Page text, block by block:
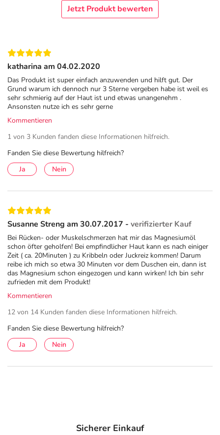
Adresse des Anbieters/Herstellers
73666 Baltmannsweiler
Angaben gem. EU-Produktsicherheitsverordnung (GPSR)
anzeigen
DasPDF des Beipackzettelskönnen Sie sich oben
herunterladen.
Jetzt Produkt bewerten
katharina am 04.02.2020
Das Produkt ist super einfach anzuwenden und hilft gut. Der
Grund warum ich dennoch nur 3 Sterne vergeben habe ist weil es
sehr schmierig auf der Haut ist und etwas unangenehm .
Ansonsten nutze ich es sehr gerne
Kommentieren
1 von 3 Kunden fanden diese Informationen hilfreich.
Fanden Sie diese Bewertung hilfreich?
Ja
Nein
Susanne Streng am 30.07.2017 - verifizierter Kauf
Bei Rücken- oder Muskelschmerzen hat mir das Magnesiumöl
schon öfter geholfen! Bei empfindlicher Haut kann es nach einiger
Zeit ( ca. 20Minuten ) zu Kribbeln oder Juckreiz kommen! Darum
reibe ich mich so etwa 30 Minuten vor dem Duschen ein, dann ist
das Magnesium schon eingezogen und kann wirken! Ich bin sehr
zufrieden mit dem Produkt!
Kommentieren
12 von 14 Kunden fanden diese Informationen hilfreich.
Fanden Sie diese Bewertung hilfreich?
Ja
Nein
Sicherer Einkauf